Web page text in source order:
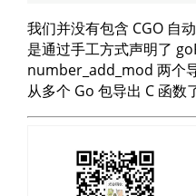
我们并没有包含 CGO 自
是通过手工方式声明了
number_add_mod 两个
从多个 Go 包导出 C 函数了